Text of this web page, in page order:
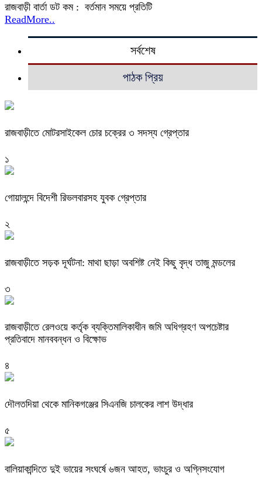
রাজবাড়ী বার্তা ডট কম : বর্তমান সময়ে প্রতিটি
ReadMore..
সর্বশেষ
পাঠক প্রিয়
রাজবাড়ীতে মোটরসাইকেল চোর চক্রের ৩ সদস্য গ্রেপ্তার
১
গোয়ালন্দে বিদেশী রিভলবারসহ যুবক গ্রেপ্তার
২
রাজবাড়ীতে সড়ক দূর্ঘটনা: মাথা ছাড়া অবশিষ্ট নেই কিছু বৃদ্ধ তাজু মন্ডলের
৩
রাজবাড়ীতে রেলওয়ে কর্তৃক ব্যক্তিমালিকাধীন জমি অধিগ্রহণ অপচেষ্টার
প্রতিবাদে মানববন্ধন ও বিক্ষোভ
৪
দৌলতদিয়া থেকে মানিকগঞ্জের সিএনজি চালকের লাশ উদ্ধার
৫
বালিয়াকান্দিতে দুই ভায়ের সংঘর্ষে ৬জন আহত, ভাংচুর ও অগ্নিসংযোগ